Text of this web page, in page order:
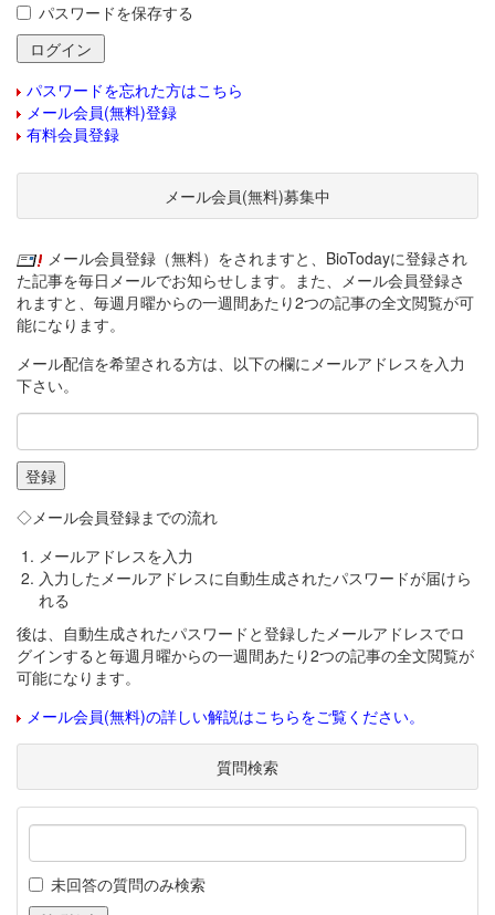
パスワードを保存する
パスワードを忘れた方はこちら
メール会員(無料)登録
有料会員登録
メール会員(無料)募集中
メール会員登録（無料）をされますと、BioTodayに登録され
た記事を毎日メールでお知らせします。また、メール会員登録さ
れますと、毎週月曜からの一週間あたり2つの記事の全文閲覧が可
能になります。
メール配信を希望される方は、以下の欄にメールアドレスを入力
下さい。
◇メール会員登録までの流れ
メールアドレスを入力
入力したメールアドレスに自動生成されたパスワードが届けら
れる
後は、自動生成されたパスワードと登録したメールアドレスでロ
グインすると毎週月曜からの一週間あたり2つの記事の全文閲覧が
可能になります。
メール会員(無料)の詳しい解説はこちらをご覧ください。
質問検索
未回答の質問のみ検索